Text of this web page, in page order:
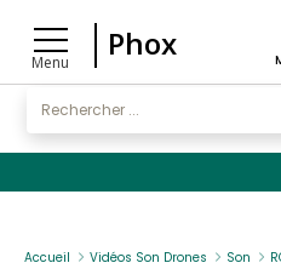
Menu
Phox
Accueil Vidéos Son Drones Son